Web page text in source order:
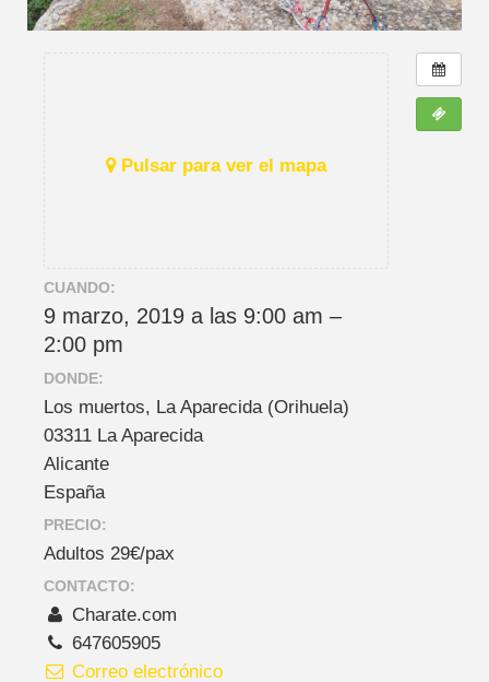
Pulsar para ver el mapa
CUANDO:
9 marzo, 2019 a las 9:00 am –
2:00 pm
DONDE:
Los muertos, La Aparecida (Orihuela)
03311 La Aparecida
Alicante
España
PRECIO:
Adultos 29€/pax
CONTACTO:
Charate.com
647605905
Correo electrónico